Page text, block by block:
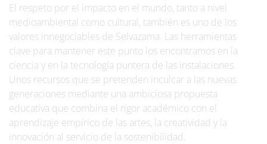
El respeto por el impacto en el mundo, tanto a nivel
medioambiental como cultural, también es uno de los
valores innegociables de Selvazama. Las herramientas
clave para mantener este punto los encontramos en la
ciencia y en la tecnología puntera de las instalaciones.
Unos recursos que se pretenden inculcar a las nuevas
generaciones mediante una ambiciosa propuesta
educativa que combina el rigor académico con el
aprendizaje empírico de las artes, la creatividad y la
innovación al servicio de la sostenibilidad.